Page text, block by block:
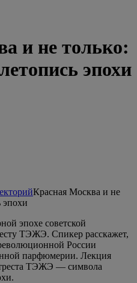
и не только:
эпохи
Красная Москва и не
эпохи
эпохе советской
ТЭЖЭ. Спикер расскажет,
России
парфюмерии. Лекция
треста ТЭЖЭ — символа